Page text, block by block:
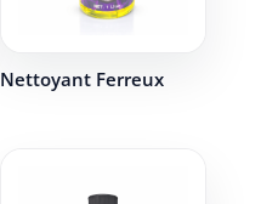
Nettoyant Ferreux